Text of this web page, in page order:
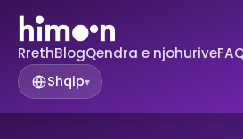
RrethBlogQendra e njohurive
Shqip▾